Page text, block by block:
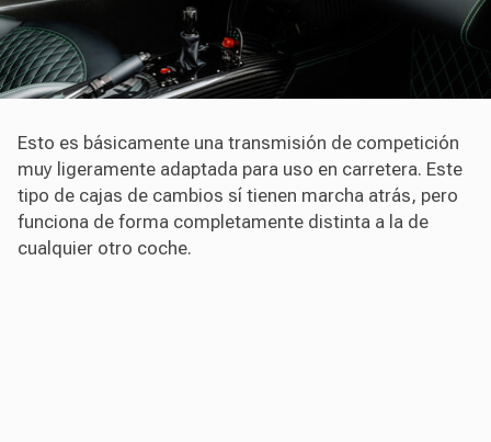
Esto es básicamente una transmisión de competición
muy ligeramente adaptada para uso en carretera. Este
tipo de cajas de cambios sí tienen marcha atrás, pero
funciona de forma completamente distinta a la de
cualquier otro coche.